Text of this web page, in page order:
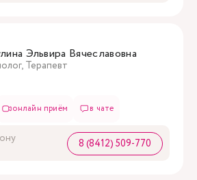
Эльвира Вячеславовна
Терапевт
онлайн приём в чате
8 (8412) 509-770